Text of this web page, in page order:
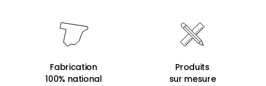
Fabrication
100% national
Produits
sur mesure